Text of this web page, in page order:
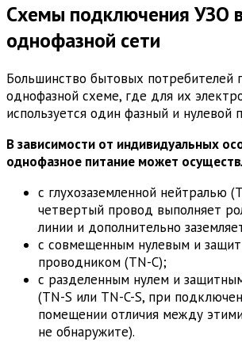
Схемы подключения УЗО
однофазной сети
Большинство бытовых потребителей
однофазной схеме, где для их
используется один фазный и нулевой
В зависимости от индивидуальных
однофазное питание может
с глухозаземленной нейтралью
четвертый провод выполняет
линии и дополнительно
с совмещенным нулевым и
проводником (TN-C);
с разделенным нулем и
(TN-S или TN-C-S, при
помещении отличия между
не обнаружите).